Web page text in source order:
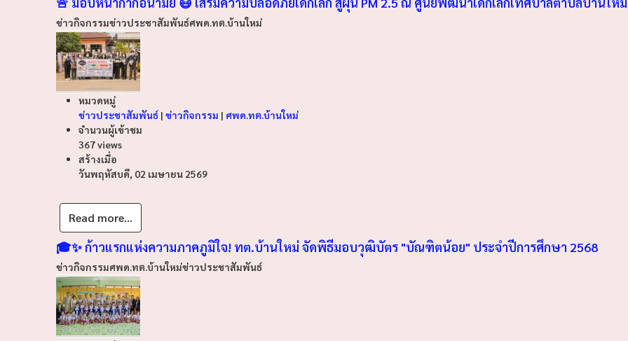
ข่าวกิจกรรมข่าวประชาสัมพันธ์ศพด.ทต.บ้านใหม่
หมวดหมู่
ข่าวประชาสัมพันธ์ | ข่าวกิจกรรม | ศพด.ทต.บ้านใหม่
จำนวนผู้เข้าชม
367 views
สร้างเมื่อ
วันพฤหัสบดี, 02 เมษายน 2569
Read more...
🎓✨ ก้าวแรกแห่งความภาคภูมิใจ! ทต.บ้านใหม่ จัดพิธีมอบวุฒิบัตร "บัณฑิตน้อย" ประจำปีการศึกษา 2568
ข่าวกิจกรรมศพด.ทต.บ้านใหม่ข่าวประชาสัมพันธ์